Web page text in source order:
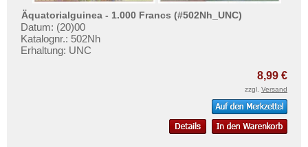
Äquatorialguinea - 1.000 Francs (#502Nh_UNC)
Datum: (20)00
Katalognr.: 502Nh
Erhaltung: UNC
8,99 €
zzgl. Versand